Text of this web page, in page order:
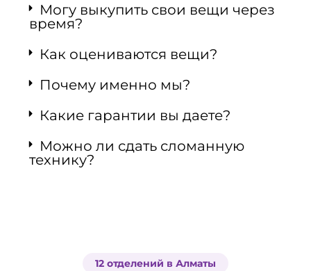
Могу выкупить свои вещи через
время?
Как оцениваются вещи?
Почему именно мы?
Какие гарантии вы даете?
Можно ли сдать сломанную
технику?
12 отделений в Алматы